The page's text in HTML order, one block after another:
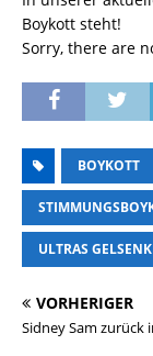
Boykott steht!
Sorry, there are
BOYKOTT
ULTRAS
VORHERIGER
Sidney Sam zurück